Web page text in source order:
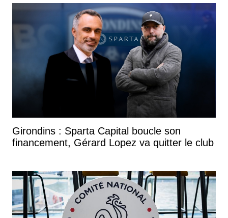
Girondins : Sparta Capital boucle son
financement, Gérard Lopez va quitter le club